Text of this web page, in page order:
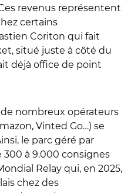
revenus représentent
certains
Coriton qui fait
situé juste à côté du
déjà office de point
de nombreux opérateurs
Vinted Go…) se
le parc géré par
300 à 9.000 consignes
Relay qui, en 2025,
chez des